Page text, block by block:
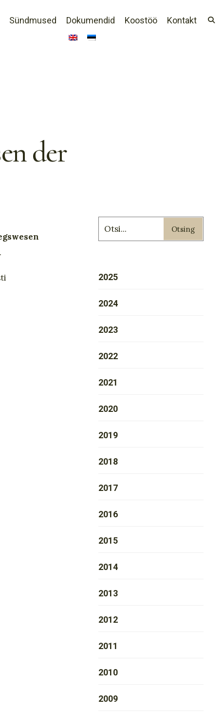
Sündmused Dokumendid Koostöö Kontakt
der
Otsing
2025
2024
2023
2022
2021
2020
2019
2018
2017
2016
2015
2014
2013
2012
2011
2010
2009